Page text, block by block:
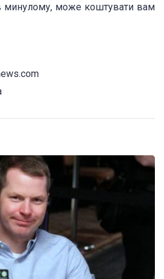
в минулому, може коштувати вам